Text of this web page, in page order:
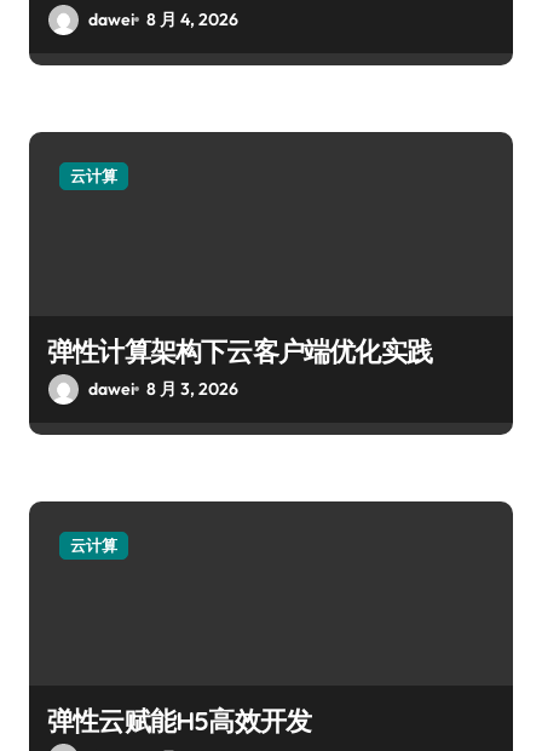
dawei 8 月 4, 2026
云计算
弹性计算架构下云客户端优化实践
dawei 8 月 3, 2026
云计算
弹性云赋能H5高效开发